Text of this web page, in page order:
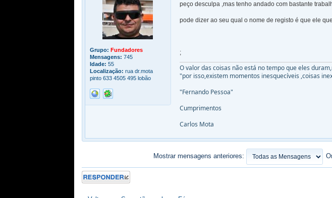
Grupo: Fundadores
Mensagens: 745
Idade: 55
Localização: rua dr.mota
pinto 633 4505 495 lobão
peço desculpa ,mas tenho andado com bastante
pode dizer ao seu qual o nome de registo é que ele
;
O valor das coisas não está no tempo que eles
"por isso,existem momentos inesquecíveis ,coisas
"Fernando Pessoa"
Cumprimentos
Carlos Mota
Mostrar mensagens anteriores:
Responder